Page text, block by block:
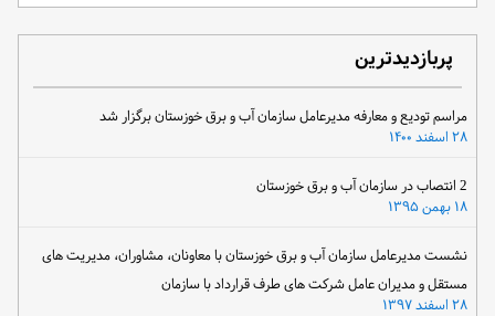
پربازدیدترین
مراسم تودیع و معارفه مدیرعامل سازمان آب و برق خوزستان برگزار شد
۲۸ اسفند ۱۴۰۰
۱۸ بهمن ۱۳۹۵
نشست مدیرعامل سازمان آب و برق خوزستان با معاونان، مشاوران، مدیریت های
مستقل و مدیران عامل شرکت های طرف قرارداد با سازمان
۲۸ اسفند ۱۳۹۷